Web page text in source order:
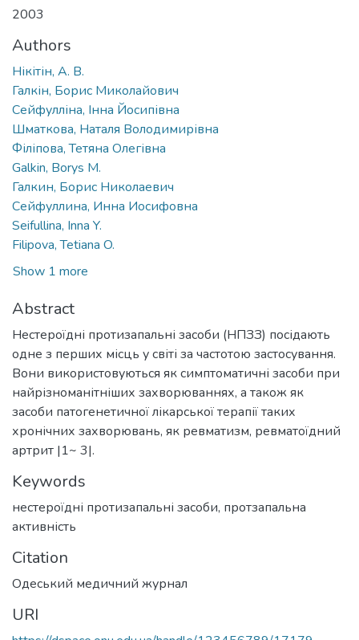
2003
Authors
Нікітін, А. В.
Галкін, Борис Миколайович
Сейфулліна, Інна Йосипівна
Шматкова, Наталя Володимирівна
Філіпова, Тетяна Олегівна
Galkin, Borys M.
Галкин, Борис Николаевич
Сейфуллина, Инна Иосифовна
Seifullina, Inna Y.
Filipova, Tetiana O.
Show 1 more
Abstract
Нестероїдні протизапальні засоби (НПЗЗ) посідають
одне з перших місць у світі за частотою застосування.
Вони використовуються як симптоматичні засоби при
найрізноманітніших захворюваннях, а також як
засоби патогенетичної лікарської терапії таких
хронічних захворювань, як ревматизм, ревматоїдний
артрит |1~ 3|.
Keywords
нестероїдні протизапальні засоби, протзапальна
активність
Citation
Одеський медичний журнал
URI